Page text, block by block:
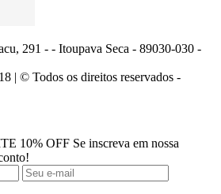
291 - - Itoupava Seca - 89030-030 -
| © Todos os direitos reservados -
10% OFF Se inscreva em nossa